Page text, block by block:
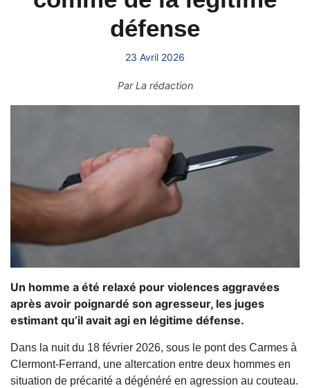
défense
23 Avril 2026
ParLa rédaction
Un homme a été relaxé pour violences aggravées
après avoir poignardé son agresseur, les juges
estimant qu’il avait agi en légitime défense.
Dans la nuit du 18 février 2026, sous le pont des Carmes à
Clermont-Ferrand, une altercation entre deux hommes en
situation de précarité a dégénéré en agression au couteau.